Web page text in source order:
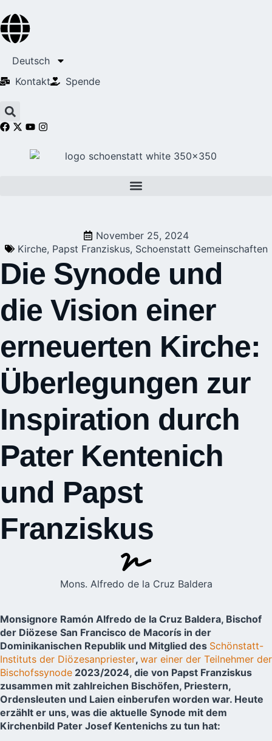
Deutsch
Kontakt
Spende
November 25, 2024
Kirche, Papst Franziskus, Schoenstatt Gemeinschaften
Die Synode und
die Vision einer
erneuerten Kirche:
Überlegungen zur
Inspiration durch
Pater Kentenich
und Papst
Franziskus
Mons. Alfredo de la Cruz Baldera
Monsignore Ramón Alfredo de la Cruz Baldera, Bischof
der Diözese San Francisco de Macorís in der
Dominikanischen Republik und Mitglied des Schönstatt-
Instituts der Diözesanpriester, war einer der Teilnehmer der
Bischofssynode 2023/2024, die von Papst Franziskus
zusammen mit zahlreichen Bischöfen, Priestern,
Ordensleuten und Laien einberufen worden war. Heute
erzählt er uns, was die aktuelle Synode mit dem
Kirchenbild Pater Josef Kentenichs zu tun hat: